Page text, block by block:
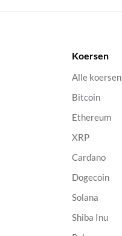
Koersen
Alle koersen
Bitcoin
Ethereum
XRP
Cardano
Dogecoin
Solana
Shiba Inu